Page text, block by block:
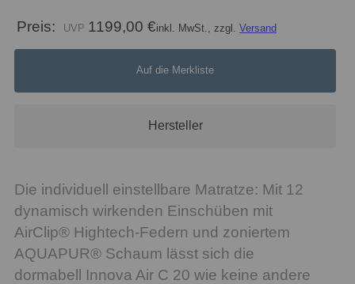
Preis: 1199,00 €inkl. MwSt., zzgl. Versand
Auf die Merkliste
Hersteller
Die individuell einstellbare Matratze: Mit 12
dynamisch wirkenden Einschüben mit
AirClip® Hightech-Federn und zoniertem
AQUAPUR® Schaum lässt sich die
dormabell Innova Air C 20 wie keine andere